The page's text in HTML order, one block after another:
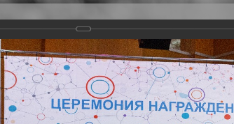
Версия для слабовидящих